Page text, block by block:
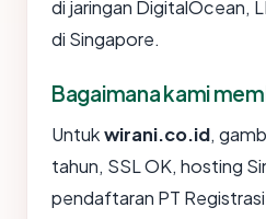
di jaringan DigitalOcean,
di Singapore.
Bagaimana kami
Untukwirani.co.id,
tahun, SSL OK, hosting
pendaftaran PT